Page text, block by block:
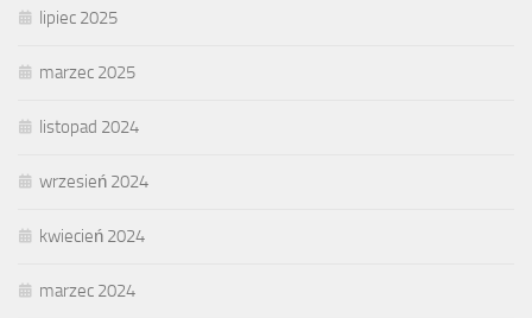
lipiec 2025
marzec 2025
listopad 2024
wrzesień 2024
kwiecień 2024
marzec 2024